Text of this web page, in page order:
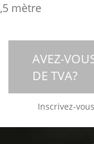
mètre
AVEZ-
DE TVA?
Inscrivez-